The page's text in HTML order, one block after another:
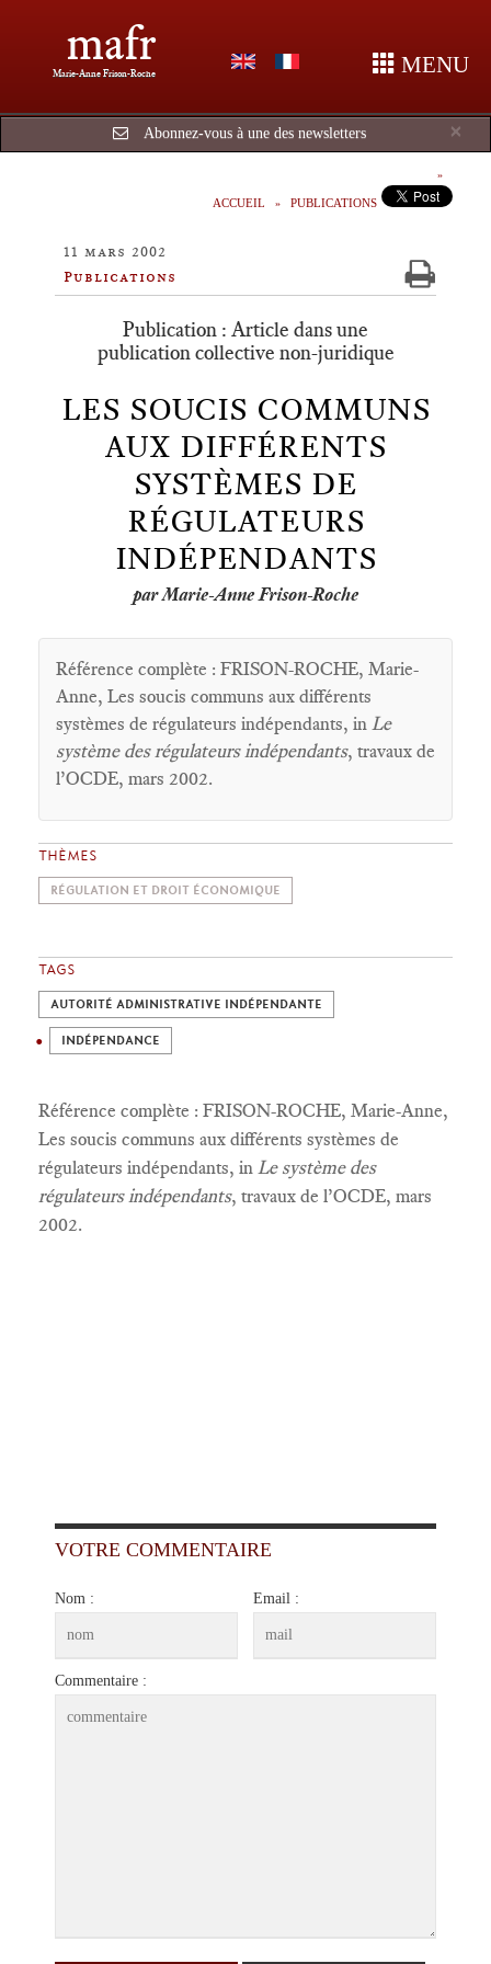
mafr
Marie-Anne Frison-Roche MENU
×
Abonnez-vous à une des newsletters
ACCUEIL PUBLICATIONS
11 mars 2002
Publications
Publication : Article dans une
publication collective non-juridique
LES SOUCIS COMMUNS
AUX DIFFÉRENTS
SYSTÈMES DE
RÉGULATEURS
INDÉPENDANTS
par Marie-Anne Frison-Roche
Référence complète : FRISON-ROCHE, Marie-
Anne, Les soucis communs aux différents
systèmes de régulateurs indépendants, in Le
système des régulateurs indépendants, travaux de
l’OCDE, mars 2002.
THÈMES
RÉGULATION ET DROIT ÉCONOMIQUE
TAGS
AUTORITÉ ADMINISTRATIVE INDÉPENDANTE
INDÉPENDANCE
Référence complète : FRISON-ROCHE, Marie-Anne,
Les soucis communs aux différents systèmes de
régulateurs indépendants, in Le système des
régulateurs indépendants, travaux de l’OCDE, mars
2002.
VOTRE COMMENTAIRE
Nom : Email :
Commentaire :